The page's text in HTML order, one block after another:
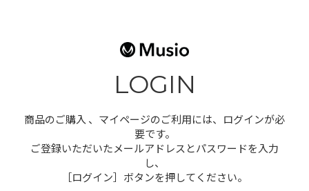
LOGIN
商品のご購入 、マイページのご利用には、ログインが必
要です。
ご登録いただいたメールアドレスとパスワードを入力
し、
［ログイン］ボタンを押してください。